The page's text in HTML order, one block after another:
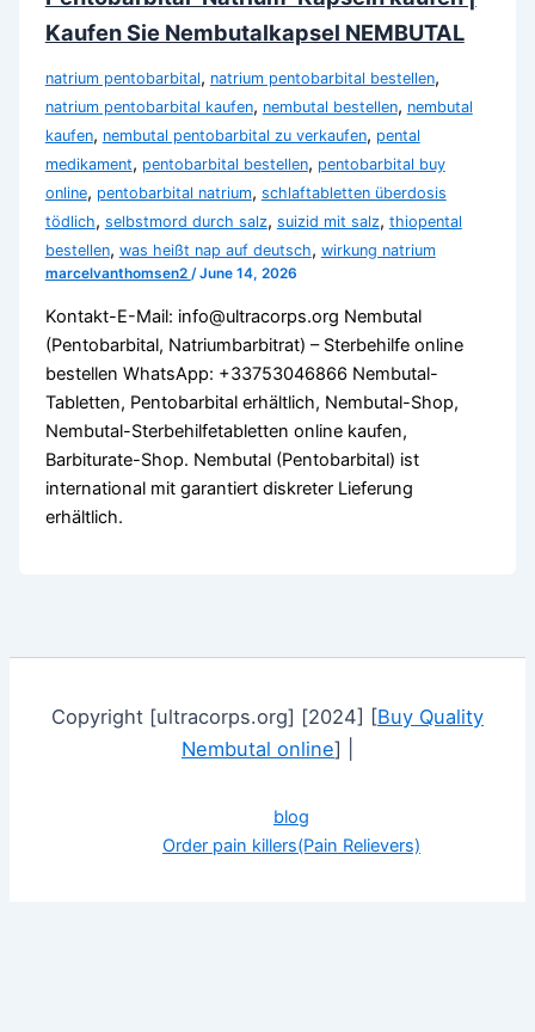
Kaufen Sie Nembutalkapsel NEMBUTAL
natrium pentobarbital, natrium pentobarbital bestellen,
natrium pentobarbital kaufen, nembutal bestellen, nembutal
kaufen, nembutal pentobarbital zu verkaufen, pental
medikament, pentobarbital bestellen, pentobarbital buy
online, pentobarbital natrium, schlaftabletten überdosis
tödlich, selbstmord durch salz, suizid mit salz, thiopental
bestellen, was heißt nap auf deutsch, wirkung natrium
marcelvanthomsen2 /June 14, 2026
Kontakt-E-Mail: info@ultracorps.org Nembutal
(Pentobarbital, Natriumbarbitrat) – Sterbehilfe online
bestellen WhatsApp: +33753046866 Nembutal-
Tabletten, Pentobarbital erhältlich, Nembutal-Shop,
Nembutal-Sterbehilfetabletten online kaufen,
Barbiturate-Shop. Nembutal (Pentobarbital) ist
international mit garantiert diskreter Lieferung
erhältlich.
Copyright [ultracorps.org] [2024] [Buy Quality
Nembutal online] |
blog
Order pain killers(Pain Relievers)